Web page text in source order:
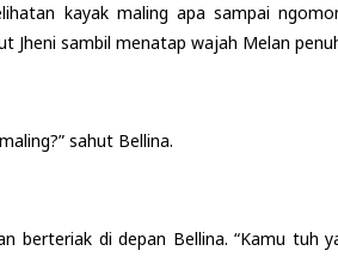
kayak maling apa sampai
Jheni sambil menatap wajah Melan
sahut Bellina.
berteriak di depan Bellina. “Kamu tuh